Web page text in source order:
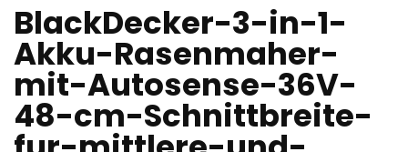
BlackDecker-3-in-1-
Akku-Rasenmaher-
mit-Autosense-36V-
48-cm-Schnittbreite-